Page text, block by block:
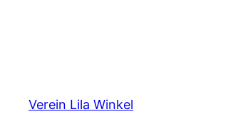
Verein Lila Winkel